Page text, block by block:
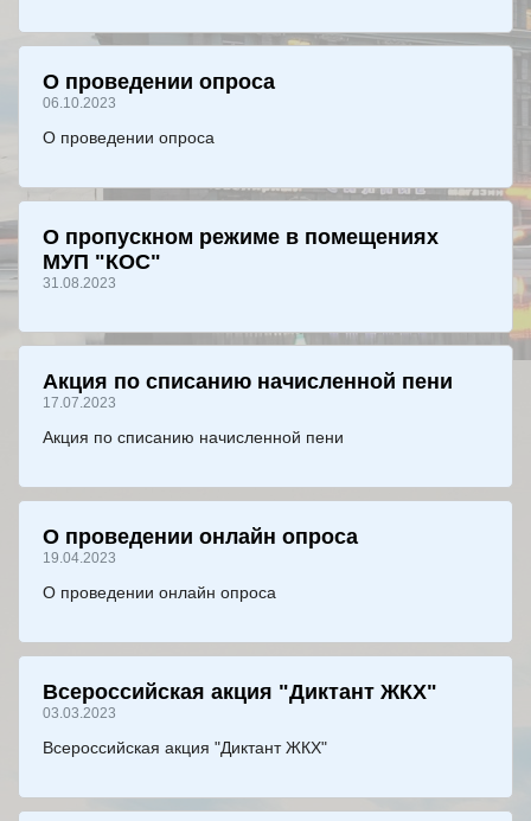
О проведении опроса
06.10.2023
О проведении опроса
О пропускном режиме в помещениях
МУП "КОС"
31.08.2023
Акция по списанию начисленной пени
17.07.2023
Акция по списанию начисленной пени
О проведении онлайн опроса
19.04.2023
О проведении онлайн опроса
Всероссийская акция "Диктант ЖКХ"
03.03.2023
Всероссийская акция "Диктант ЖКХ"